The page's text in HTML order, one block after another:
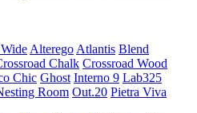
Alterego Atlantis Blend
Chalk Crossroad Wood
Chic Ghost Interno 9 Lab325
Room Out.20 Pietra Viva